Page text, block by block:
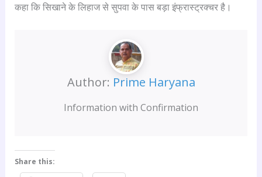
कहा कि सिखाने के लिहाज से सुपवा के पास बड़ा इंफ्रास्ट्रक्चर है।
Author: Prime Haryana
Information with Confirmation
Share this: